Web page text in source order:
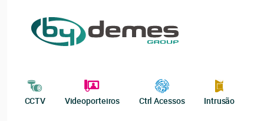
CCTV Videoporteiros Ctrl Acessos Intrusão